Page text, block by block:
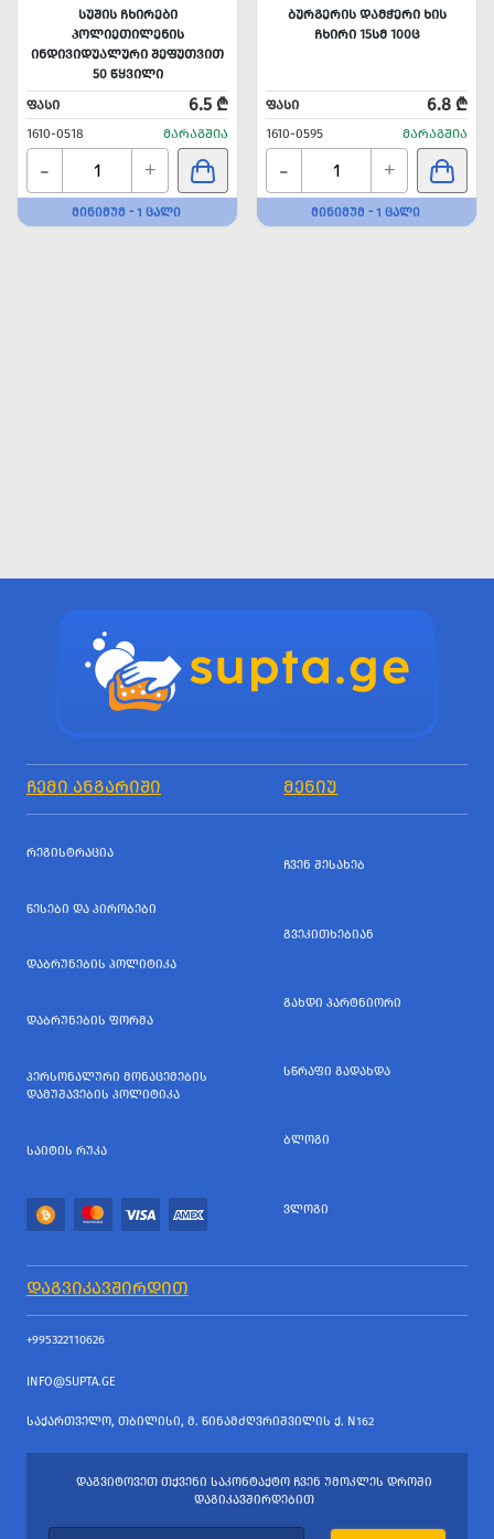
ᲡᲣᲨᲘᲡ ᲩᲮᲘᲠᲔᲑᲘ
ᲞᲝᲚᲘᲔᲗᲘᲚᲔᲜᲘᲡ
ᲘᲜᲓᲘᲕᲘᲓᲣᲐᲚᲣᲠᲘ ᲨᲔᲤᲣᲗᲕᲘᲗ
50 ᲬᲧᲕᲘᲚᲘ
ᲤᲐᲡᲘ
6.5 ₾
1610-0518 ᲛᲐᲠᲐᲒᲨᲘᲐ
- +
ᲛᲘᲜᲘᲛᲣᲛ - 1 ᲪᲐᲚᲘ
ᲑᲣᲠᲒᲔᲠᲘᲡ ᲓᲐᲛᲭᲔᲠᲘ ᲮᲘᲡ
ᲩᲮᲘᲠᲘ 15ᲡᲛ 100Ც
ᲤᲐᲡᲘ 6.8 ₾
1610-0595 ᲛᲐᲠᲐᲒᲨᲘᲐ
- +
ᲛᲘᲜᲘᲛᲣᲛ - 1 ᲪᲐᲚᲘ
ᲩᲔᲛᲘ ᲐᲜᲒᲐᲠᲘᲨᲘ ᲛᲔᲜᲘᲣ
ᲠᲔᲒᲘᲡᲢᲠᲐᲪᲘᲐ
ᲬᲔᲡᲔᲑᲘ ᲓᲐ ᲞᲘᲠᲝᲑᲔᲑᲘ
ᲓᲐᲑᲠᲣᲜᲔᲑᲘᲡ ᲞᲝᲚᲘᲢᲘᲙᲐ
ᲓᲐᲑᲠᲣᲜᲔᲑᲘᲡ ᲤᲝᲠᲛᲐ
ᲞᲔᲠᲡᲝᲜᲐᲚᲣᲠᲘ ᲛᲝᲜᲐᲪᲔᲛᲔᲑᲘᲡ
ᲓᲐᲛᲣᲨᲐᲕᲔᲑᲘᲡ ᲞᲝᲚᲘᲢᲘᲙᲐ
ᲡᲐᲘᲢᲘᲡ ᲠᲣᲙᲐ
ᲩᲕᲔᲜ ᲨᲔᲡᲐᲮᲔᲑ
ᲒᲕᲔᲙᲘᲗᲮᲔᲑᲘᲐᲜ
ᲒᲐᲮᲓᲘ ᲞᲐᲠᲢᲜᲘᲝᲠᲘ
ᲡᲬᲠᲐᲤᲘ ᲒᲐᲓᲐᲮᲓᲐ
ᲑᲚᲝᲒᲘ
ᲕᲚᲝᲒᲘ
ᲓᲐᲒᲕᲘᲙᲐᲕᲨᲘᲠᲓᲘᲗ
+995322110626
INFO@SUPTA.GE
ᲡᲐᲥᲐᲠᲗᲕᲔᲚᲝ, ᲗᲑᲘᲚᲘᲡᲘ, Მ. ᲬᲘᲜᲐᲛᲫᲦᲕᲠᲘᲨᲕᲘᲚᲘᲡ Ქ. N162
ᲓᲐᲒᲕᲘᲢᲝᲕᲔᲗ ᲗᲥᲕᲔᲜᲘ ᲡᲐᲙᲝᲜᲢᲐᲥᲢᲝ ᲩᲕᲔᲜ ᲣᲛᲝᲙᲚᲔᲡ ᲓᲠᲝᲨᲘ
ᲓᲐᲒᲘᲙᲐᲕᲨᲘᲠᲓᲔᲑᲘᲗ